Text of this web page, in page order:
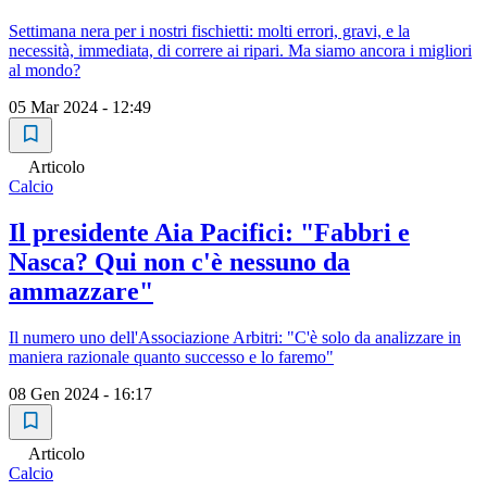
Settimana nera per i nostri fischietti: molti errori, gravi, e la
necessità, immediata, di correre ai ripari. Ma siamo ancora i migliori
al mondo?
05 Mar 2024 - 12:49
Articolo
Calcio
Il presidente Aia Pacifici: "Fabbri e
Nasca? Qui non c'è nessuno da
ammazzare"
Il numero uno dell'Associazione Arbitri: "C'è solo da analizzare in
maniera razionale quanto successo e lo faremo"
08 Gen 2024 - 16:17
Articolo
Calcio